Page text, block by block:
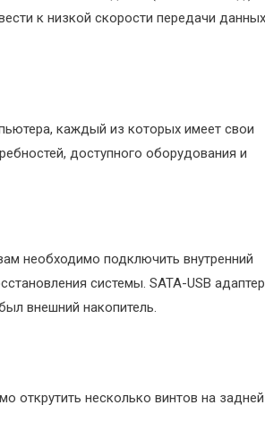
к низкой скорости передачи данных
каждый из которых имеет свои
доступного оборудования и
необходимо подключить внутренний
системы. SATA-USB адаптер
внешний накопитель.
открутить несколько винтов на задней